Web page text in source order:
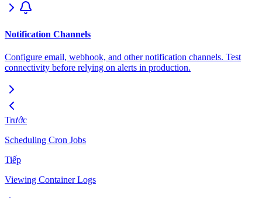
Notification Channels
Configure email, webhook, and other notification channels. Test
connectivity before relying on alerts in production.
Trước
Scheduling Cron Jobs
Tiếp
Viewing Container Logs